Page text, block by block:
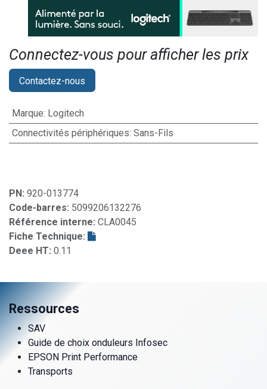
Connectez-vous pour afficher les prix​
Contactez-nous
Marque: Logitech
Connectivités périphériques: Sans-Fils
PN: 920-013774
Code-barres: 5099206132276
Référence interne: CLA0045
Fiche Technique:
Deee HT: 0.11
Ressources
SAV
Guide de choix onduleurs Infosec
EPSON Print Performance
Transports